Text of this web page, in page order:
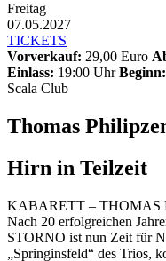
Freitag
07.05.2027
TICKETS
Vorverkauf: 29,00 Euro
Einlass: 19:00 UhrBeginn:
Scala Club
Thomas
Hirn in Teilzeit
KABARETT – THOMAS
Nach 20 erfolgreichen
STORNO ist nun Zeit für
„Springinsfeld“ des Trios,